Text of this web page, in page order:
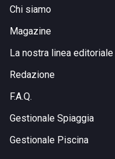
Chi siamo
Magazine
La nostra linea editoriale
Redazione
F.A.Q.
Gestionale Spiaggia
Gestionale Piscina